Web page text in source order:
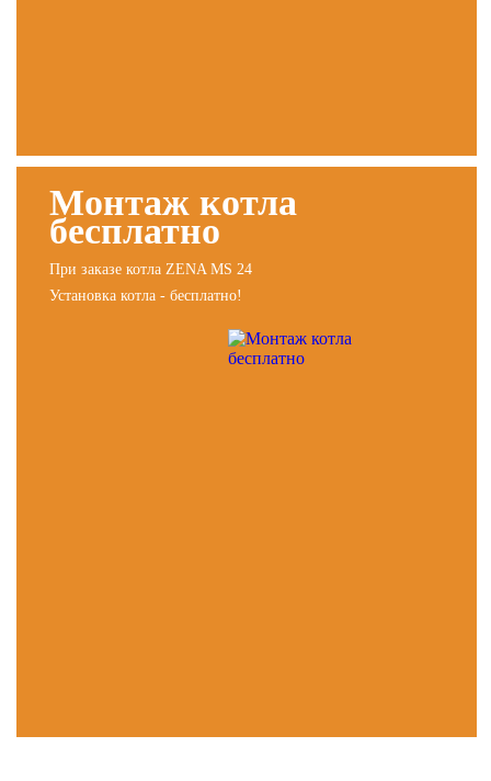
Монтаж котла
бесплатно
При заказе котла ZENA MS 24
Установка котла - бесплатно!